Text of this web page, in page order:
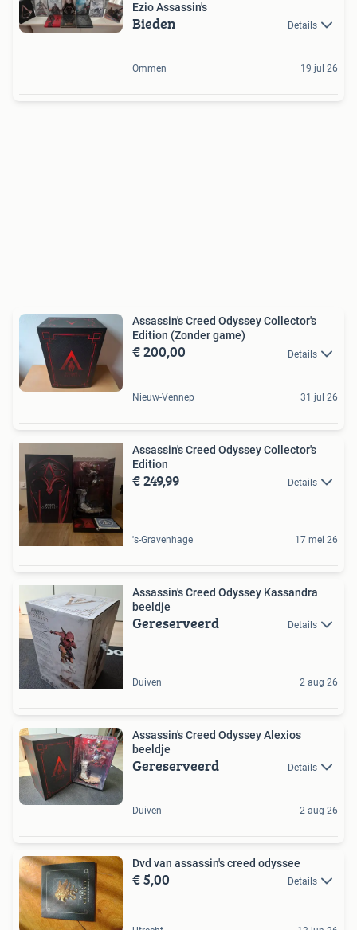
Ezio Assassin's
Bieden Details
Ommen 19 jul 26
Assassin's Creed Odyssey Collector's
Edition (Zonder game)
€ 200,00 Details
Nieuw-Vennep 31 jul 26
Assassin's Creed Odyssey Collector's
Edition
€ 249,99 Details
's-Gravenhage 17 mei 26
Assassin's Creed Odyssey Kassandra
beeldje
Gereserveerd Details
Duiven 2 aug 26
Assassin's Creed Odyssey Alexios
beeldje
Gereserveerd Details
Duiven 2 aug 26
Dvd van assassin's creed odyssee
€ 5,00 Details